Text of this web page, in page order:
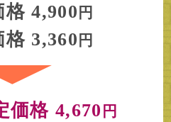
4,900 円
3,360 円
価格 4,670 円